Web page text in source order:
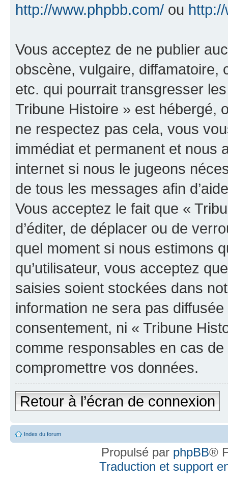
http://www.phpbb.com/ ou
Vous acceptez de ne publier
obscène, vulgaire, diffamatoire,
etc. qui pourrait transgresser
Tribune Histoire » est hébergé,
ne respectez pas cela, vous
immédiat et permanent et nous
internet si nous le jugeons
de tous les messages afin
Vous acceptez le fait que «
d’éditer, de déplacer ou de
quel moment si nous estimons
qu’utilisateur, vous acceptez
saisies soient stockées dans
information ne sera pas
consentement, ni « Tribune
comme responsables en cas
compromettre vos données.
Retour à l’écran de connexion
Index du forum
Propulsé par phpBB®
Traduction et support